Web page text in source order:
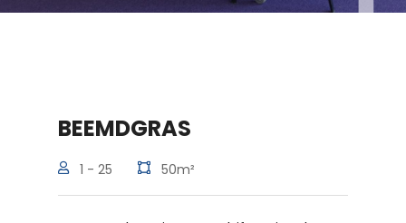
BEEMDGRAS
1 - 25 50m²